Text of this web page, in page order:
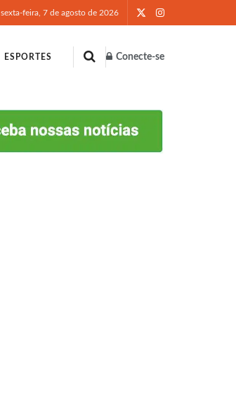
sexta-feira, 7 de agosto de 2026
ESPORTES Conecte-se